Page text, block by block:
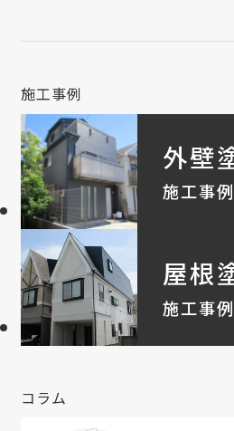
施工事例
外壁
施工事例
屋根
施工事例
コラム